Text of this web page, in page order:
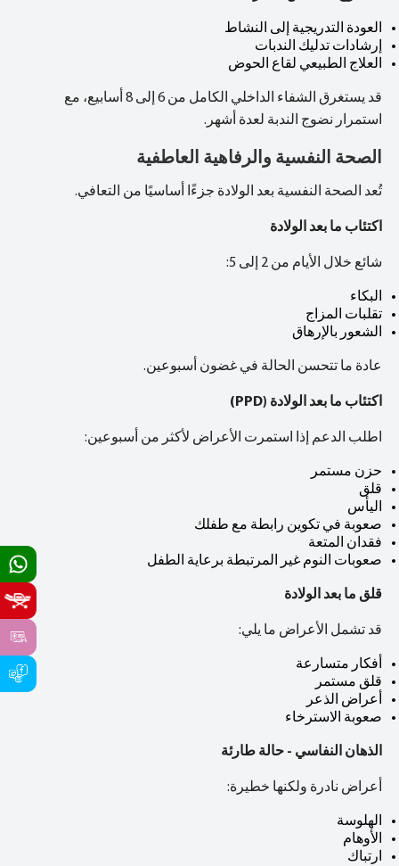
العودة التدريجية إلى النشاط
إرشادات تدليك الندبات
العلاج الطبيعي لقاع الحوض
قد يستغرق الشفاء الداخلي الكامل من 6 إلى 8 أسابيع، مع
استمرار نضوج الندبة لعدة أشهر.
الصحة النفسية والرفاهية العاطفية
تُعد الصحة النفسية بعد الولادة جزءًا أساسيًا من التعافي.
اكتئاب ما بعد الولادة
شائع خلال الأيام من 2 إلى 5:
البكاء
تقلبات المزاج
الشعور بالإرهاق
عادة ما تتحسن الحالة في غضون أسبوعين.
اكتئاب ما بعد الولادة (PPD)
اطلب الدعم إذا استمرت الأعراض لأكثر من أسبوعين:
حزن مستمر
قلق
اليأس
صعوبة في تكوين رابطة مع طفلك
فقدان المتعة
صعوبات النوم غير المرتبطة برعاية الطفل
قلق ما بعد الولادة
قد تشمل الأعراض ما يلي:
أفكار متسارعة
قلق مستمر
أعراض الذعر
صعوبة الاسترخاء
الذهان النفاسي - حالة طارئة
أعراض نادرة ولكنها خطيرة:
الهلوسة
الأوهام
ارتباك